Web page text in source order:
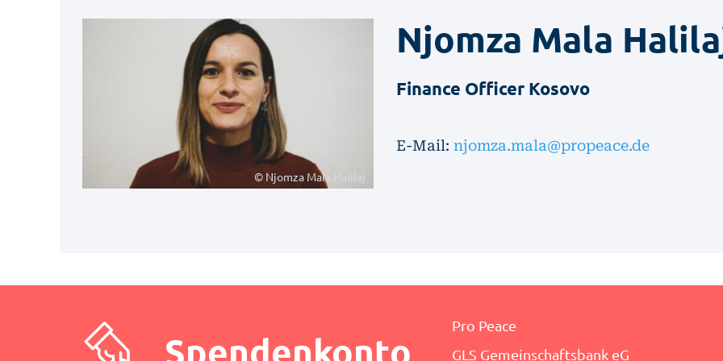
© Njomza Mala Halilaj
Njomza Mala
Finance Officer Kosovo
E-Mail:njomza.mala@propeace.de
Spendenkonto
Pro Peace
GLS Gemeinschaftsbank eG